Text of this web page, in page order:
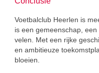
Voetbalclub Heerlen is
is een gemeenschap,
velen. Met een rijke
en ambitieuze
bloeien.